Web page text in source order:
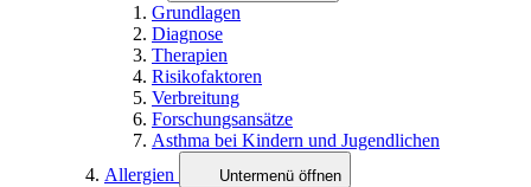
Grundlagen
Diagnose
Therapien
Risikofaktoren
Verbreitung
Forschungsansätze
Asthma bei Kindern und Jugendlichen
Allergien
Untermenü öffnen